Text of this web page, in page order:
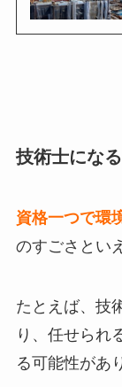
技術士にな
資格一つで環
のすごさとい
たとえば、技
り、任せられ
る可能性があ